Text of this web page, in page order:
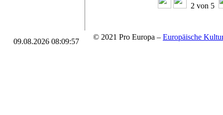
2 von 5
09.08.2026 08:09:57
© 2021 Pro Europa – Europäische